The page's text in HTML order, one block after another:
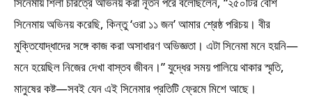
সিনেমায় অভিনয় করেছি, কিন্তু ‘ওরা ১১ জন’ আমার শ্রেষ্ঠ পরিচয়। বীর
মুক্তিযোদ্ধাদের সঙ্গে কাজ করা অসাধারণ অভিজ্ঞতা। এটা সিনেমা মনে হয়নি—
মনে হয়েছিল নিজের দেখা বাস্তব জীবন।” যুদ্ধের সময় পালিয়ে থাকার স্মৃতি,
মানুষের কষ্ট—সবই যেন এই সিনেমার প্রতিটি ফ্রেমে মিশে আছে।